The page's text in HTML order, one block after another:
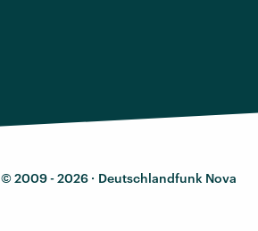
© 2009 - 2026 · Deutschlandfunk Nova